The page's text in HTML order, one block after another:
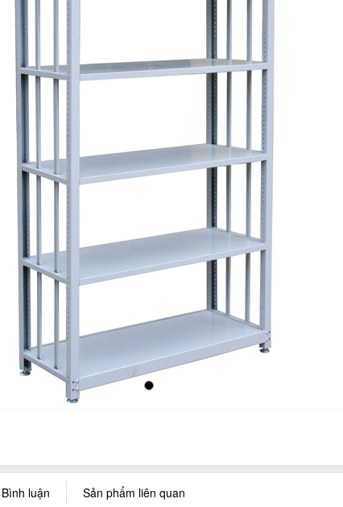
Bình luận Sản phẩm liên quan